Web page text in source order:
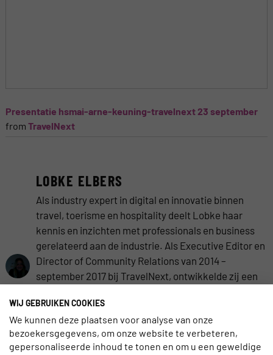
Presentatie hsmai-arne-keuning-travelnext 23 september
from TravelNext
LOBKE ELBERS
Als industry expert in digital en innovatie binnen
travel, toerisme en hospitality deelt Lobke haar
kennis en inzichten met professionals en business
gerelateerd aan de industrie. Als Executive Editor en
Director of Community Relations van 2014 –
september 2017 bij TravelNext, ontwikkelde zij een
enkele jaren groeide TravelNext van een
Nederlandse travelmarketing community naar een
gerenommeerd merk en industry platform in travel
onder haar supervisie.
WIJ GEBRUIKEN COOKIES
We kunnen deze plaatsen voor analyse van onze
bezoekersgegevens, om onze website te verbeteren,
gepersonaliseerde inhoud te tonen en om u een geweldige